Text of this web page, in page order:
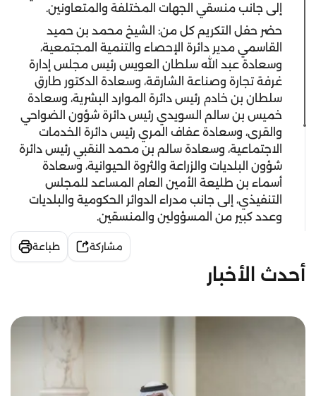
إلى جانب منسقي الجهات المختلفة والمتعاونين.
حضر حفل التكريم كل من: الشيخ محمد بن حميد
القاسمي مدير دائرة الإحصاء والتنمية المجتمعية،
وسعادة عبد الله سلطان العويس رئيس مجلس إدارة
غرفة تجارة وصناعة الشارقة، وسعادة الدكتور طارق
سلطان بن خادم رئيس دائرة الموارد البشرية، وسعادة
خميس بن سالم السويدي رئيس دائرة شؤون الضواحي
والقرى، وسعادة عفاف المري رئيس دائرة الخدمات
الاجتماعية، وسعادة سالم بن محمد النقبي رئيس دائرة
شؤون البلديات والزراعة والثروة الحيوانية، وسعادة
أسماء بن طليعة الأمين العام المساعد للمجلس
التنفيذي، إلى جانب مدراء الدوائر الحكومية والبلديات
وعدد كبير من المسؤولين والمنسقين.
مشاركة طباعة
أحدث الأخبار